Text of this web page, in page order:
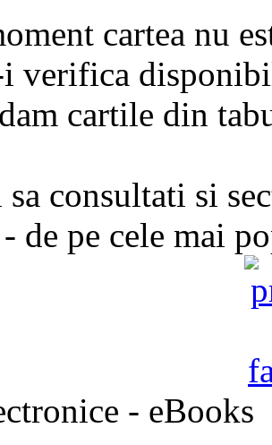
cartea nu
verifica
cartile din
consultati si
de pe cele mai
- eBooks